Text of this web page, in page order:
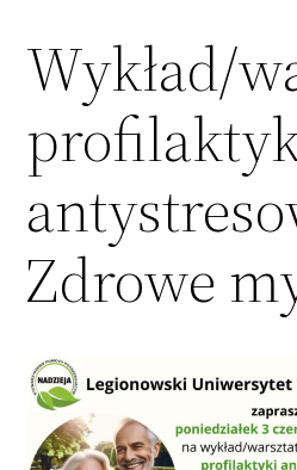
Wykład/
Zdrowe